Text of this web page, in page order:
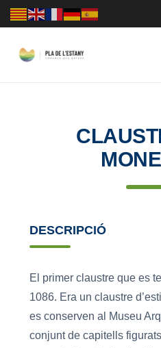
DESCRIPCIÓ
El primer claustre que es
1086. Era un claustre
es conserven al Museu
conjunt de capitells